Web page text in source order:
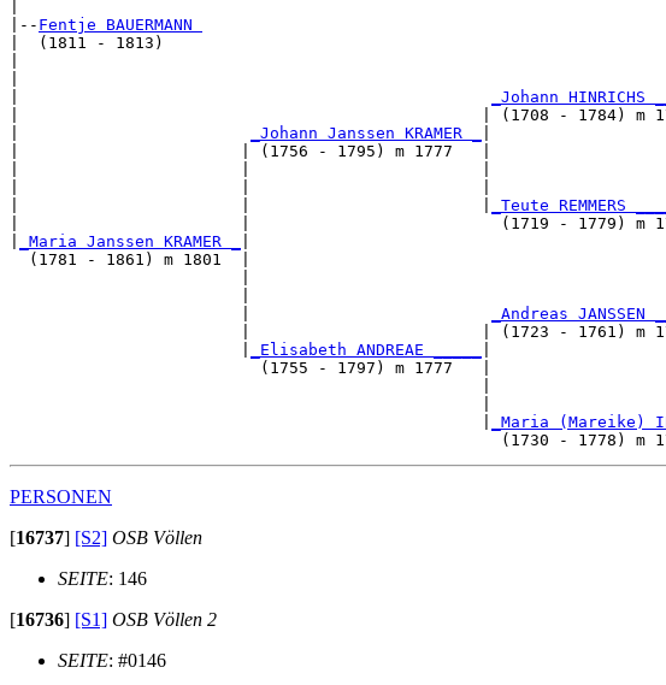
|-- Fentje BAUERMANN
|  (1811 - 1813)
|
_Johann HINRICHS
|                                                | (1708 - 1784) m
_Johann Janssen KRAMER _
|                       | (1756 - 1795) m 1777   |
_Teute REMMERS
|                       |
_Maria Janssen KRAMER _
  (1781 - 1861) m 1801  |
_Andreas JANSSEN
|
_Elisabeth ANDREAE _____
                          (1755 - 1797) m 1777   |
|
_Maria (Mareike)
PERSONEN
[16737] [S2] OSB Völlen
SEITE: 146
[16736] [S1] OSB Völlen 2
SEITE: #0146